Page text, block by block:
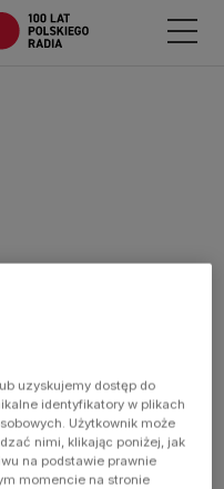
uzyskujemy dostęp do
identyfikatory w plikach
Użytkownik może
nimi, klikając poniżej, jak
na podstawie prawnie
momencie na stronie